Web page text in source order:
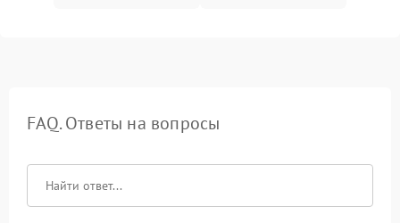
FAQ. Ответы на вопросы